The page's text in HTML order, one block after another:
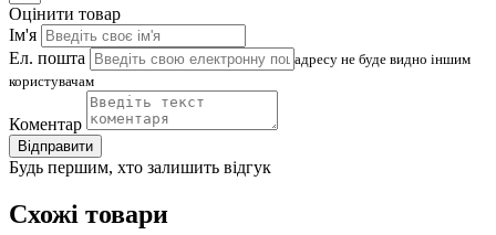
Оцінити товар
Ім'я
Ел. пошта
адресу не буде видно іншим
користувачам
Коментар
Відправити
Будь першим, хто залишить відгук
Схожі товари